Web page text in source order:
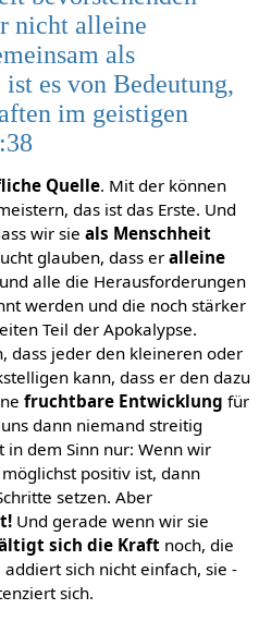
nicht alleine
als
es von Bedeutung,
im geistigen
Quelle. Mit der können
das ist das Erste. Und
wir sie als Menschheit
glauben, dass er alleine
und alle die Herausforderungen
werden und die noch stärker
Teil der Apokalypse.
dass jeder den kleineren oder
kann, dass er den dazu
fruchtbare Entwicklung für
dann niemand streitig
in dem Sinn nur: Wenn wir
positiv ist, dann
setzen. Aber
Und gerade wenn wir sie
sich die Kraftnoch, die
sich nicht einfach, sie -
sich.